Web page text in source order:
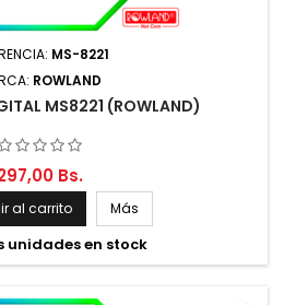
MS-8221
ROWLAND
MS8221 (ROWLAND)
Bs.
al carrito Más
unidades en stock